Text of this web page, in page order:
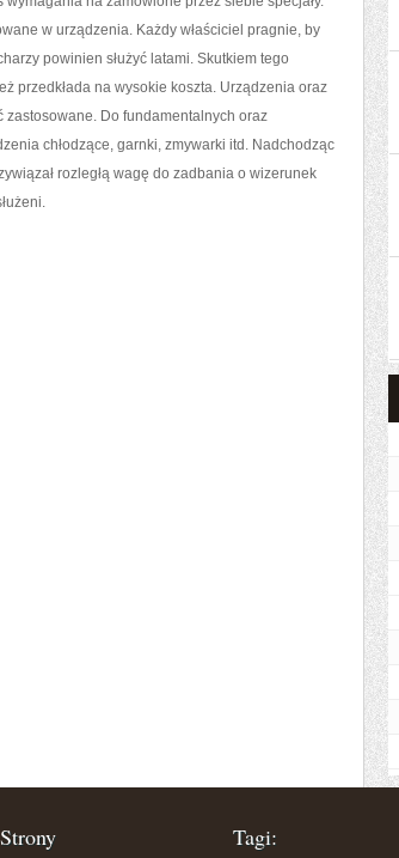
w urządzenia. Każdy właściciel pragnie, by
powinien służyć latami. Skutkiem tego
przedkłada na wysokie koszta. Urządzenia oraz
Do fundamentalnych oraz
chłodzące, garnki, zmywarki itd. Nadchodząc
rozległą wagę do zadbania o wizerunek
Strony Tagi: